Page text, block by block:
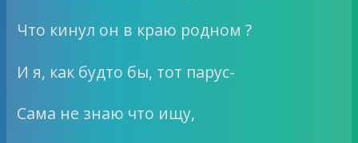
Что кинул он в краю родном ?
И я, как будто бы, тот парус-
Сама не знаю что ищу,